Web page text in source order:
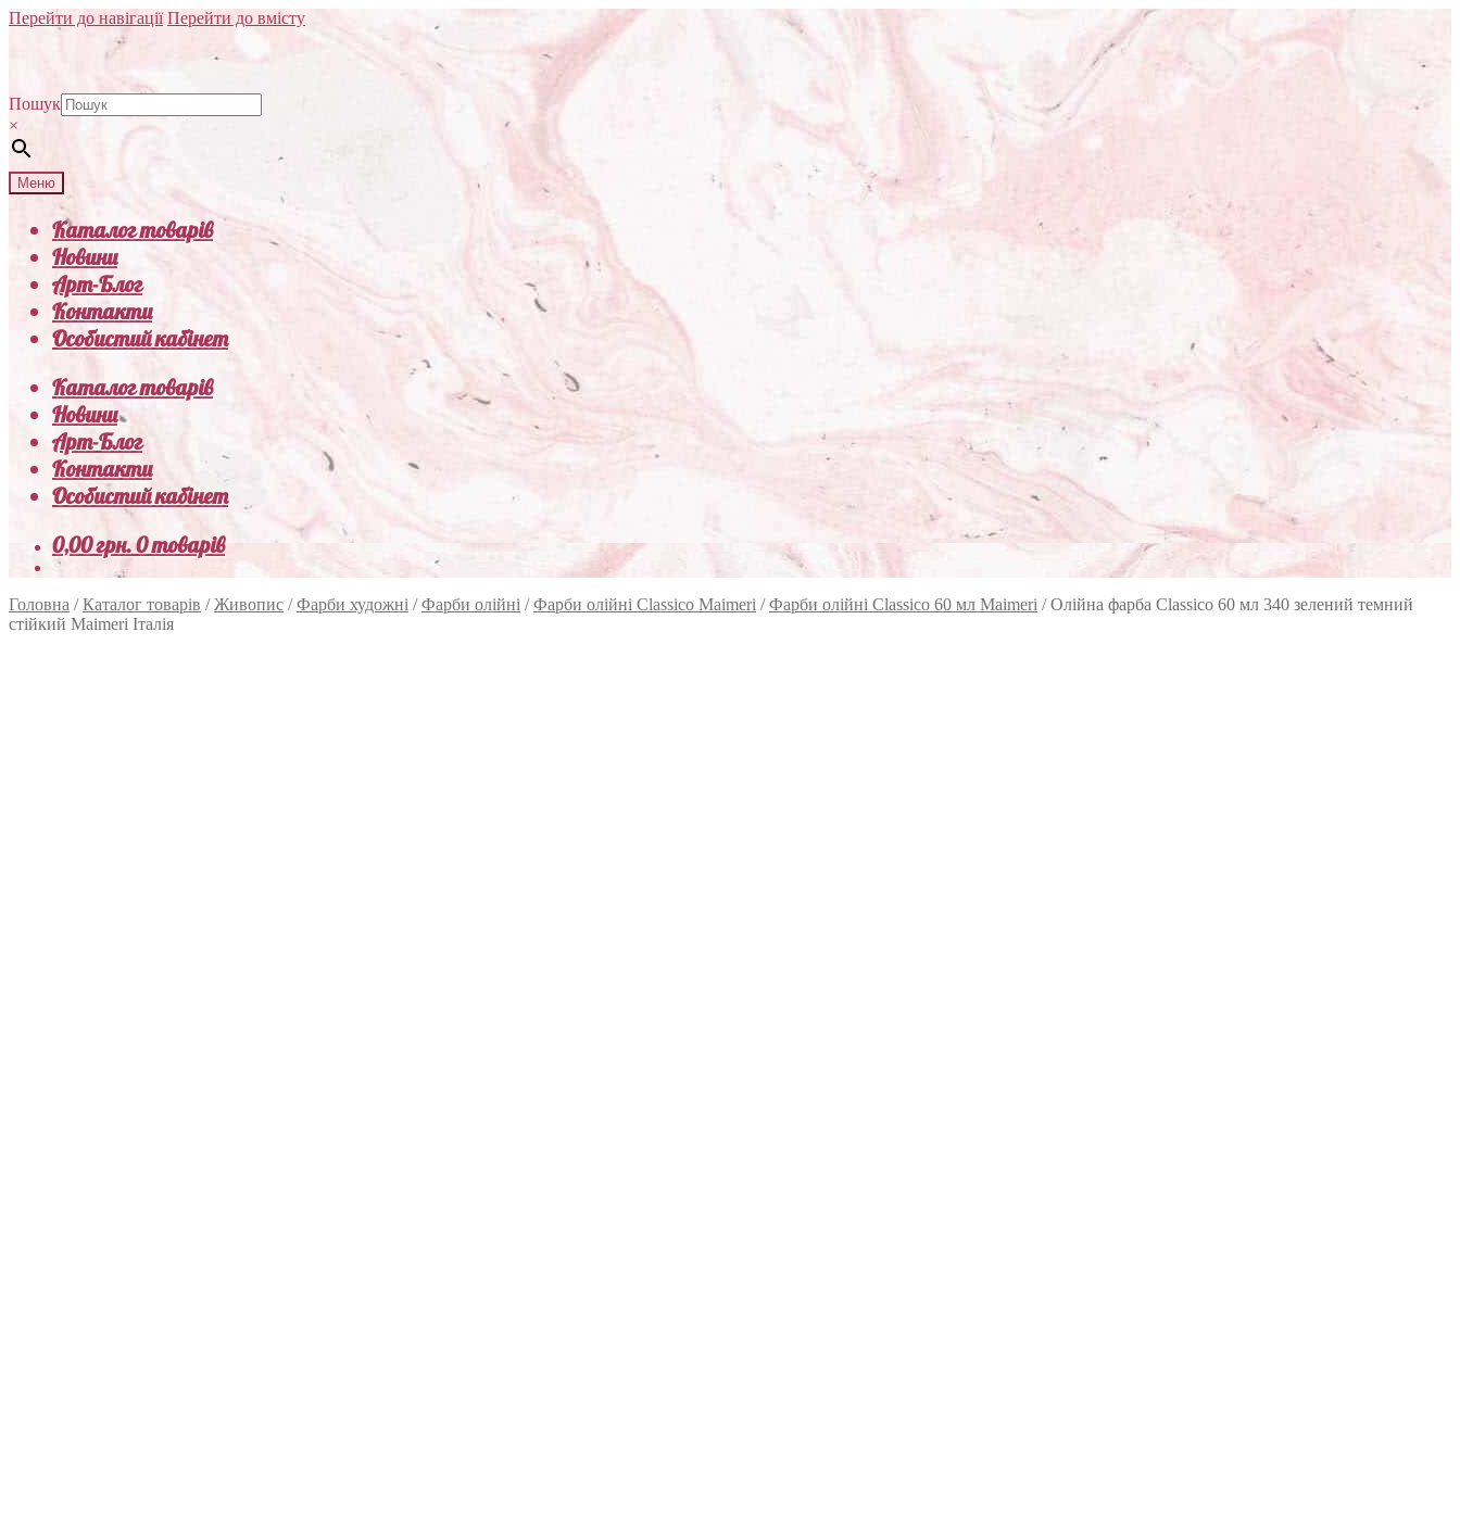
Перейти до навігації Перейти до вмісту
Пошук
×
Меню
Каталог товарів
Новини
Арт-Блог
Контакти
Особистий кабінет
Каталог товарів
Новини
Арт-Блог
Контакти
Особистий кабінет
0,00грн.0 товарів
Головна /Каталог товарів /Живопис /Фарби художні /Фарби олійні /Фарби олійні Classico Maimeri /Фарби олійні Classico 60 мл Maimeri /Олійна фарба Classico 60 мл 340 зелений темний
стійкий Maimeri Італія